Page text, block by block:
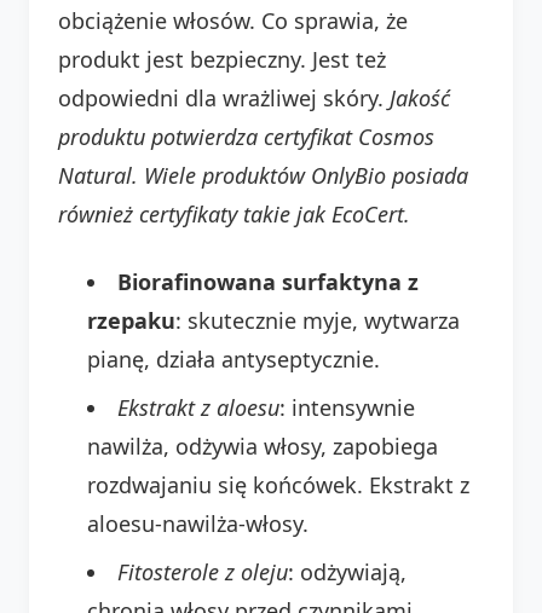
obciążenie włosów. Co sprawia, że
produkt jest bezpieczny. Jest też
odpowiedni dla wrażliwej skóry. Jakość
produktu potwierdza certyfikat Cosmos
Natural. Wiele produktów OnlyBio posiada
również certyfikaty takie jak EcoCert.
Biorafinowana surfaktyna z
rzepaku: skutecznie myje, wytwarza
pianę, działa antyseptycznie.
Ekstrakt z aloesu: intensywnie
nawilża, odżywia włosy, zapobiega
rozdwajaniu się końcówek. Ekstrakt z
aloesu-nawilża-włosy.
Fitosterole z oleju: odżywiają,